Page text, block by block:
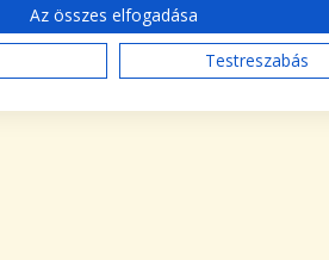
Az összes elfogadása
Testreszabás